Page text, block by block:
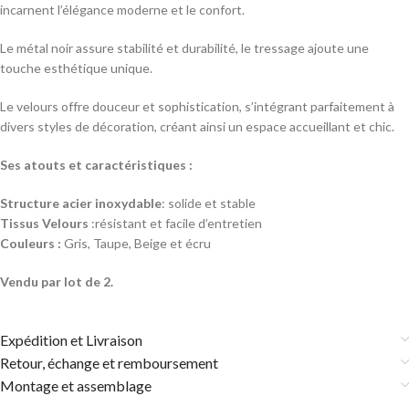
incarnent l’élégance moderne et le confort.
Le métal noir assure stabilité et durabilité, le tressage ajoute une
touche esthétique unique.
Le velours offre douceur et sophistication, s’intégrant parfaitement à
divers styles de décoration, créant ainsi un espace accueillant et chic.
Ses atouts et caractéristiques :
Structure acier inoxydable: solide et stable
Tissus Velours :résistant et facile d’entretien
Couleurs : Gris, Taupe, Beige et écru
Vendu par lot de 2.
Expédition et Livraison
Retour, échange et remboursement
Montage et assemblage